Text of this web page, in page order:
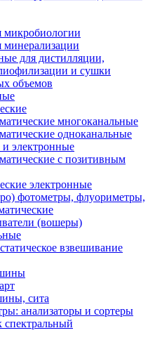
для дистилляции,
и сушки
объемов
многоканальные
одноканальные
и электронные
с позитивным
электронные
фотометры, флуориметры,
(вошеры)
взвешивание
сита
анализаторы и сортеры
спектральный